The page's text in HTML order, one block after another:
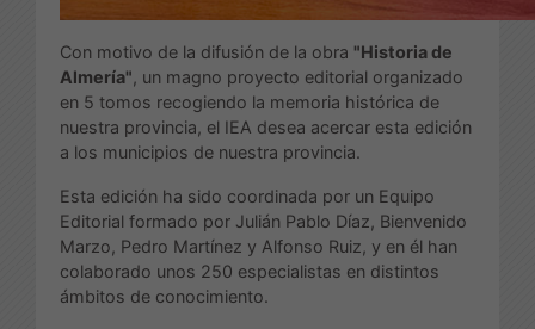
Con motivo de la difusión de la obra "Historia de
Almería", un magno proyecto editorial organizado
en 5 tomos recogiendo la memoria histórica de
nuestra provincia, el IEA desea acercar esta edición
a los municipios de nuestra provincia.
Esta edición ha sido coordinada por un Equipo
Editorial formado por Julián Pablo Díaz, Bienvenido
Marzo, Pedro Martínez y Alfonso Ruiz, y en él han
colaborado unos 250 especialistas en distintos
ámbitos de conocimiento.